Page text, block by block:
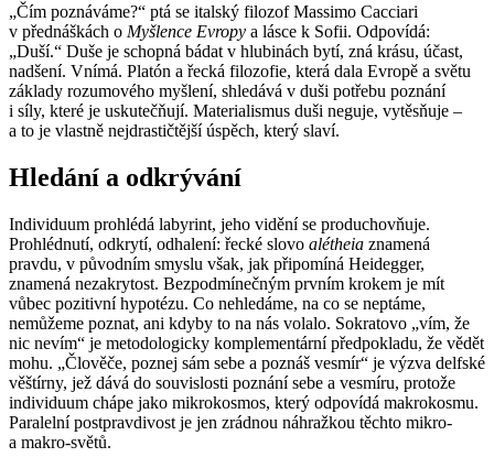
„Čím poznáváme?“ ptá se italský filozof Massimo Cacciari
v přednáškách o Myšlence Evropy a lásce k Sofii. Odpovídá:
„Duší.“ Duše je schopná bádat v hlubinách bytí, zná krásu, účast,
nadšení. Vnímá. Platón a řecká filozofie, která dala Evropě a světu
základy rozumového myšlení, shledává v duši potřebu poznání
i síly, které je uskutečňují. Materialismus duši neguje, vytěsňuje –
a to je vlastně nejdrastičtější úspěch, který slaví.
Hledání a odkrývání
Individuum prohlédá labyrint, jeho vidění se produchovňuje.
Prohlédnutí, odkrytí, odhalení: řecké slovo alétheia znamená
pravdu, v původním smyslu však, jak připomíná Heidegger,
znamená nezakrytost. Bezpodmínečným prvním krokem je mít
vůbec pozitivní hypotézu. Co nehledáme, na co se neptáme,
nemůžeme poznat, ani kdyby to na nás volalo. Sokratovo „vím, že
nic nevím“ je metodologicky komplementární předpokladu, že vědět
mohu. „Člověče, poznej sám sebe a poznáš vesmír“ je výzva delfské
věštírny, jež dává do souvislosti poznání sebe a vesmíru, protože
individuum chápe jako mikrokosmos, který odpovídá makrokosmu.
Paralelní postpravdivost je jen zrádnou náhražkou těchto mikro-
a makro-světů.